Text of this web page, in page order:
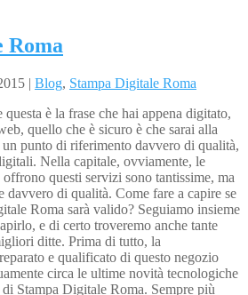
Roma
| Blog, Stampa Digitale Roma
è la frase che hai appena digitato,
quello che è sicuro è che sarai alla
punto di riferimento davvero di qualità,
Nella capitale, ovviamente, le
questi servizi sono tantissime, ma
davvero di qualità. Come fare a capire se
Roma sarà valido? Seguiamo insieme
e di certo troveremo anche tante
ditte. Prima di tutto, la
e qualificato di questo negozio
circa le ultime novità tecnologiche
Stampa Digitale Roma. Sempre più